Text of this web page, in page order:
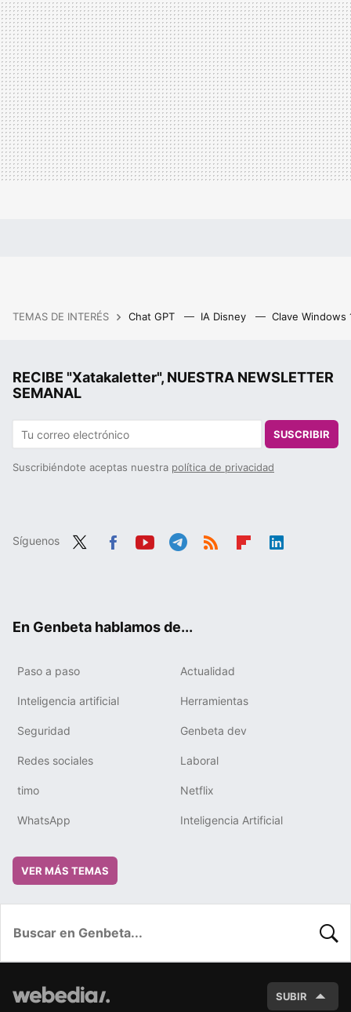
TEMAS DE INTERÉS Chat GPT IA Disney Clave Windows
RECIBE "Xatakaletter", NUESTRA NEWSLETTER
SEMANAL
SUSCRIBIR
Suscribiéndote aceptas nuestra política de privacidad
Síguenos
En Genbeta hablamos de...
Paso a paso Actualidad
Inteligencia artificial Herramientas
Seguridad Genbeta dev
Redes sociales Laboral
timo Netflix
WhatsApp Inteligencia Artificial
VER MÁS TEMAS
SUBIR